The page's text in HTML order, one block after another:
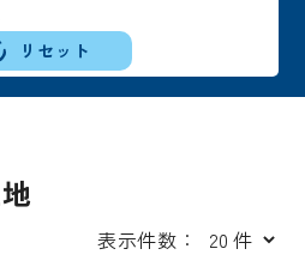
リセット
表示件数：